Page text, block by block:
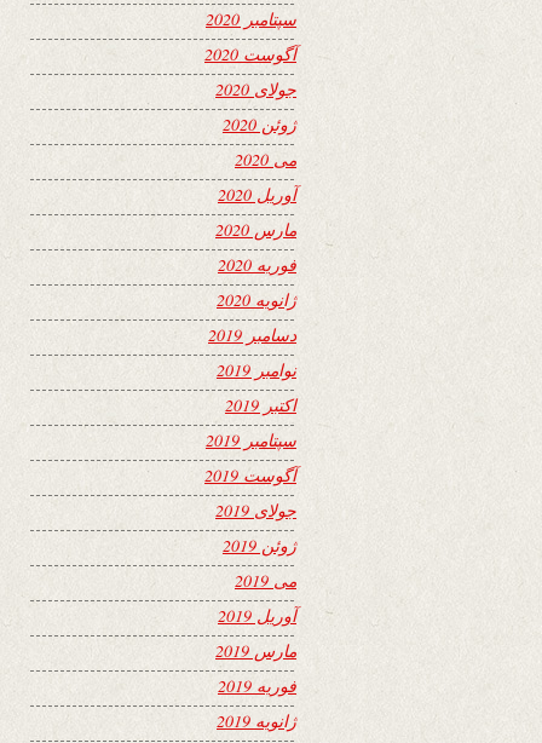
سپتامبر 2020
آگوست 2020
جولای 2020
ژوئن 2020
می 2020
آوریل 2020
مارس 2020
فوریه 2020
ژانویه 2020
دسامبر 2019
نوامبر 2019
اکتبر 2019
سپتامبر 2019
آگوست 2019
جولای 2019
ژوئن 2019
می 2019
آوریل 2019
مارس 2019
فوریه 2019
ژانویه 2019